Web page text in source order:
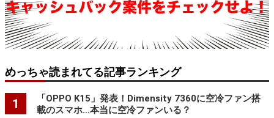
めっちゃ読まれてる記事ランキング
1
「OPPO K15」発表！Dimensity 7360に空冷ファン搭
載のスマホ…本当に空冷ファンいる？